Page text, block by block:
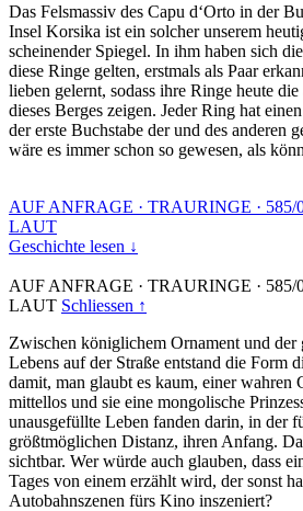
Das Felsmassiv des Capu d‘Orto in der
Insel Korsika ist ein solcher unserem
scheinender Spiegel. In ihm haben sich
diese Ringe gelten, erstmals als Paar
lieben gelernt, sodass ihre Ringe heute
dieses Berges zeigen. Jeder Ring hat
der erste Buchstabe der und des anderen
wäre es immer schon so gewesen, als
AUF ANFRAGE · TRAURINGE · 585/
LAUT
Geschichte lesen ↓
AUF ANFRAGE · TRAURINGE · 585/
LAUT Schliessen ↑
Zwischen königlichem Ornament und der
Lebens auf der Straße entstand die Form
damit, man glaubt es kaum, einer wahren
mittellos und sie eine mongolische
unausgefüllte Leben fanden darin, in der
größtmöglichen Distanz, ihren Anfang.
sichtbar. Wer würde auch glauben, dass
Tages von einem erzählt wird, der sonst
Autobahnszenen fürs Kino inszeniert?